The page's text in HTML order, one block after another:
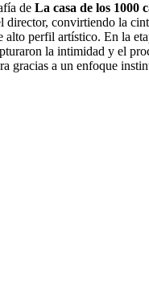
de La casa de los 1000
convirtiendo la
perfil artístico. En la
la intimidad y el
a un enfoque